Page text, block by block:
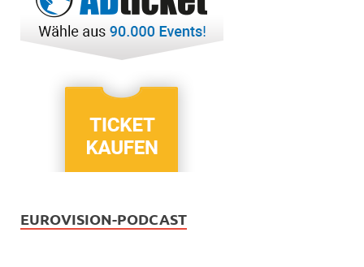
EUROVISION-PODCAST